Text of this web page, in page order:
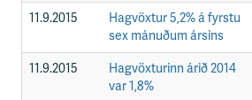
11.9.2015
Hagvöxtur 5,2% á fyrstu
sex mánuðum ársins
11.9.2015
Hagvöxturinn árið 2014
var 1,8%